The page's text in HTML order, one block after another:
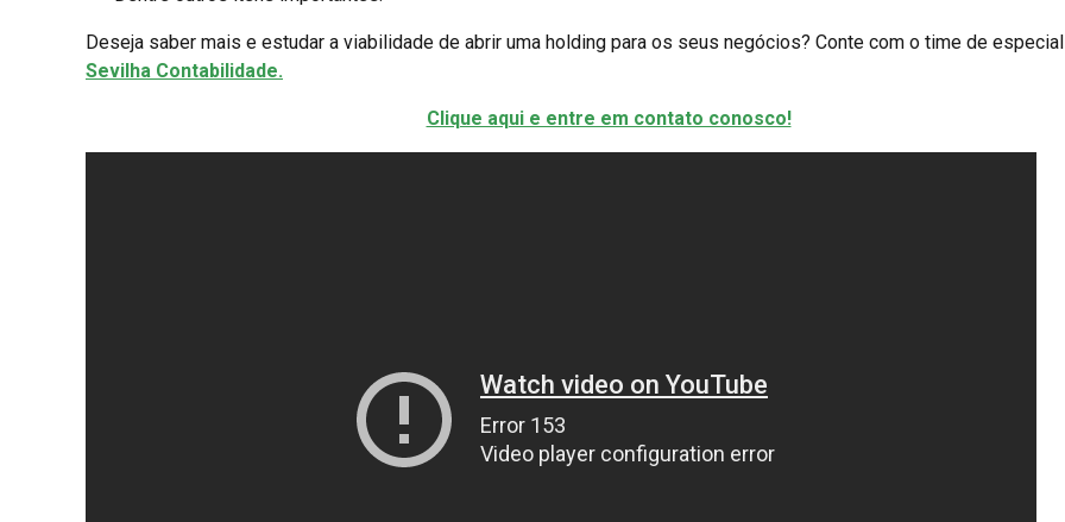
Deseja saber mais e estudar a viabilidade de abrir uma holding para os seus negócios? Conte com o time de
Sevilha Contabilidade.
Clique aqui e entre em contato conosco!